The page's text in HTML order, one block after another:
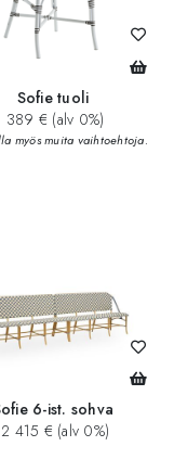
Sofie tuoli
389 € (alv 0%)
myös muita vaihtoehtoja.
6-ist. sohva
2 415 € (alv 0%)